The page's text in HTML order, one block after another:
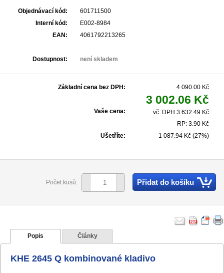
Objednávací kód:
601711500
Interní kód:
E002-8984
EAN:
4061792213265
Dostupnost: není skladem
Základní cena bez DPH: 4 090.00 Kč
Vaše cena:
3 002.06 Kč
vč. DPH 3 632.49 Kč
RP: 3.90 Kč
Ušetříte:
1 087.94 Kč (27%)
Počet kusů: Přidat do košíku
Popis Články
KHE 2645 Q kombinované kladivo